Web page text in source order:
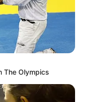
The Olympics